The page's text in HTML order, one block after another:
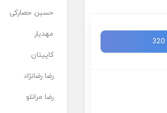
حسین حصارکی
مهدیار
کاپیتان
رضا رضانژاد
رضا مرانلو